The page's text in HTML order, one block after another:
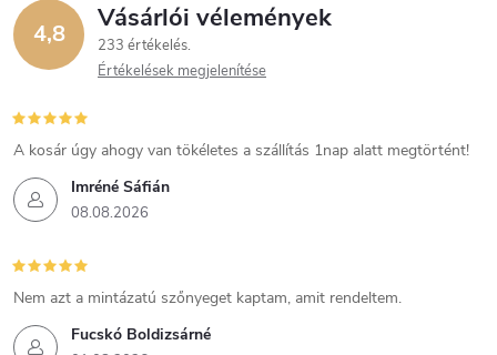
4,8 Vásárlói vélemények
233 értékelés
Értékelések megjelenítése
Imréné Sáfián
08.08.2026
A kosár úgy ahogy van tökéletes a szállítás 1nap alatt megtörtént!
Fucskó Boldizsárné
Nem azt a mintázatú szőnyeget kaptam, amit rendeltem.